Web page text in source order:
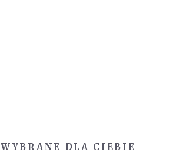
WYBRANE DLA CIEBIE